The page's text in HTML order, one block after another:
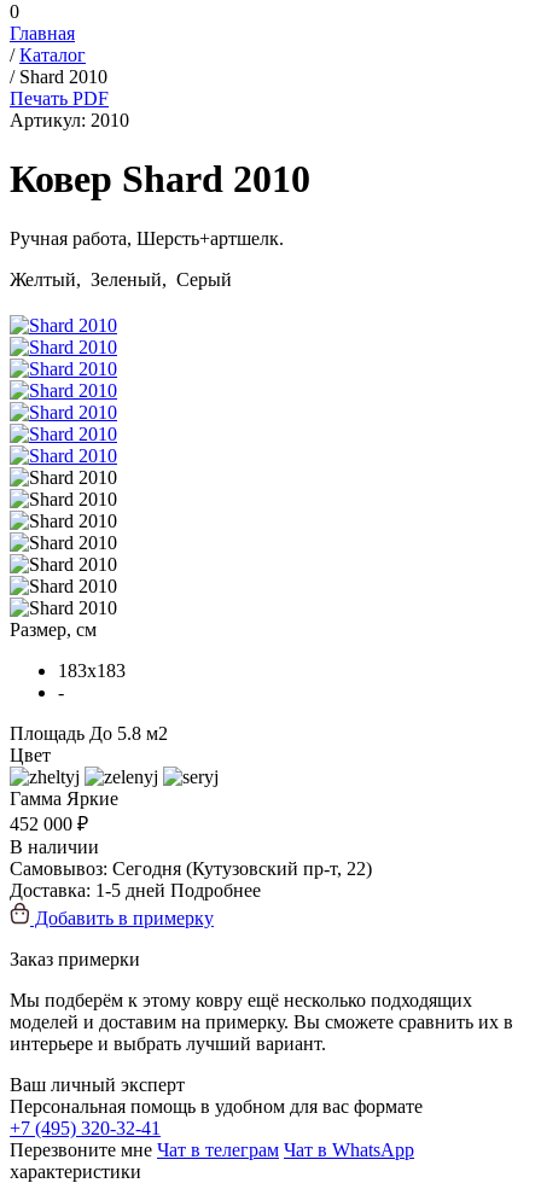
0
Главная
/Каталог
/ Shard 2010
Печать PDF
Артикул: 2010
Ковер Shard 2010
Ручная работа, Шерсть+артшелк.
Желтый, Зеленый, Серый
Размер, см
183x183
-
Площадь До 5.8 м2
Цвет
Гамма Яркие
452 000 ₽
В наличии
Самовывоз: Сегодня (Кутузовский пр-т, 22)
Доставка: 1-5 дней Подробнее
Добавить в примерку
Заказ примерки
Мы подберём к этому ковру ещё несколько подходящих
моделей и доставим на примерку. Вы сможете сравнить их в
интерьере и выбрать лучший вариант.
Ваш личный эксперт
Персональная помощь в удобном для вас формате
+7 (495) 320-32-41
Перезвоните мне Чат в телеграм Чат в WhatsApp
характеристики